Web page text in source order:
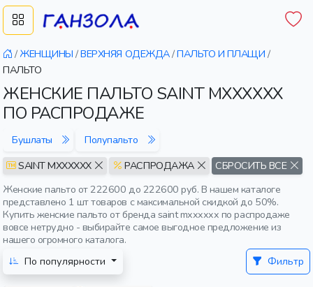
/ ЖЕНЩИНЫ /ВЕРХНЯЯ ОДЕЖДА/ПАЛЬТО И ПЛАЩИ /
ПАЛЬТО
ЖЕНСКИЕ ПАЛЬТО SAINT MXXXXXX
ПО РАСПРОДАЖЕ
Бушлаты
Полупальто
SAINT MXXXXXX
РАСПРОДАЖА
СБРОСИТЬ ВСЕ
Женские пальто от 222600 до 222600 руб. В нашем каталоге
представлено 1 шт товаров с максимальной скидкой до 50%.
Купить женские пальто от бренда saint mxxxxxx по распродаже
вовсе нетрудно - выбирайте самое выгодное предложение из
нашего огромного каталога.
По популярности
Фильтр